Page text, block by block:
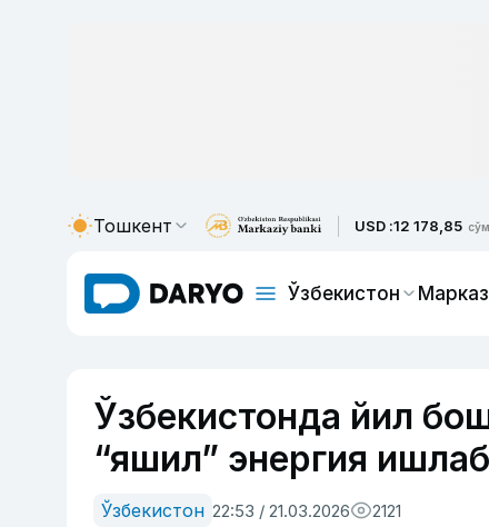
Тошкент USD :12 178,85 сўм
Ўзбекистон
Ўзбекистонда йил
“яшил” энергия
Ўзбекистон 22:53 / 21.03.2026 2121